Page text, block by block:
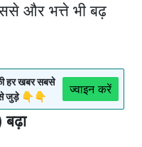
और भत्ते भी बढ़
हर खबर सबसे
से जुड़े 👇👇
ज्वाइन करें